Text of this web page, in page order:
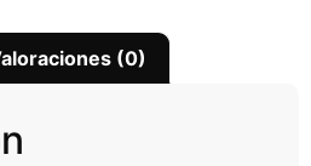
(0)